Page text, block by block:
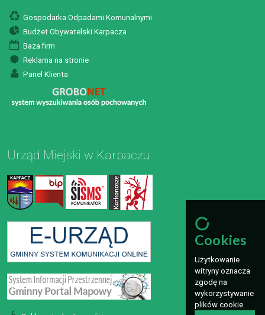
Gospodarka Odpadami Komunalnymi
Budżet Obywatelski Karpacza
Baza firm
Reklama na stronie
Panel Klienta
Urząd Miejski w Karpaczu
Cookies
Użytkowanie
witryny oznacza
zgodę na
wykorzystywanie
plików cookie.